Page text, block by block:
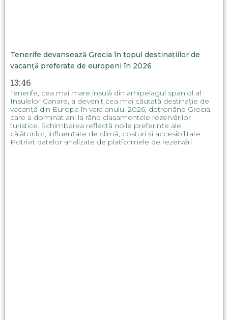
Tenerife devansează Grecia în topul destinațiilor de
vacanță preferate de europeni în 2026
13:46
Tenerife, cea mai mare insulă din arhipelagul spaniol al
Insulelor Canare, a devenit cea mai căutată destinație de
vacanță din Europa în vara anului 2026, detronând Grecia,
care a dominat ani la rând clasamentele rezervărilor
turistice. Schimbarea reflectă noile preferințe ale
călătorilor, influențate de climă, costuri și accesibilitate.
Potrivit datelor analizate de platformele de rezervări